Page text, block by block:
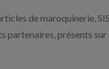
de maroquinerie,
partenaires, présents